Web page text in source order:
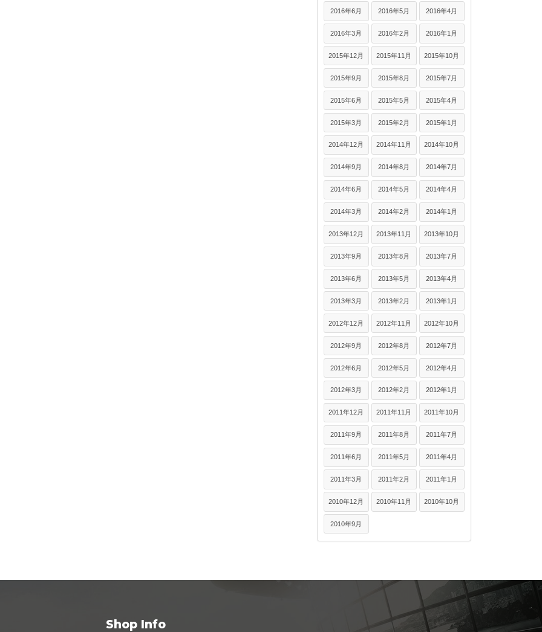
2016年6月 2016年5月 2016年4月
2016年3月 2016年2月 2016年1月
2015年12月 2015年11月 2015年10月
2015年9月 2015年8月 2015年7月
2015年6月 2015年5月 2015年4月
2015年3月 2015年2月 2015年1月
2014年12月 2014年11月 2014年10月
2014年9月 2014年8月 2014年7月
2014年6月 2014年5月 2014年4月
2014年3月 2014年2月 2014年1月
2013年12月 2013年11月 2013年10月
2013年9月 2013年8月 2013年7月
2013年6月 2013年5月 2013年4月
2013年3月 2013年2月 2013年1月
2012年12月 2012年11月 2012年10月
2012年9月 2012年8月 2012年7月
2012年6月 2012年5月 2012年4月
2012年3月 2012年2月 2012年1月
2011年12月 2011年11月 2011年10月
2011年9月 2011年8月 2011年7月
2011年6月 2011年5月 2011年4月
2011年3月 2011年2月 2011年1月
2010年12月 2010年11月 2010年10月
2010年9月
Shop Info